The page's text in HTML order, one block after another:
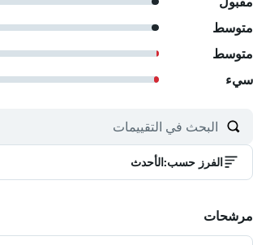
متوسط
متوسط
سيء
الفرز حسب:الأحدث
مرشحات